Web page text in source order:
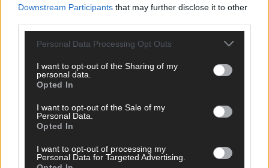
Downstream Participants that may further disclose it to other
Personal Data Processing Opt Outs
I want to opt-out of the Sharing of my
personal data.
Opted In
I want to opt-out of the Sale of my
Personal Data.
Opted In
I want to opt-out of processing my
Personal Data for Targeted Advertising.
Monaco, Sallys Café, Westernbrauerei – der
Europa-Park 2026 macht vieles neu